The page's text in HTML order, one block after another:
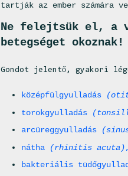
tartják az ember számára
Ne felejtsük el, a
betegséget okoznak!
Gondot jelentő, gyakori
középfülgyulladás
torokgyulladás
arcüreggyulladás
nátha
(rhinitis acuta),
bakteriális